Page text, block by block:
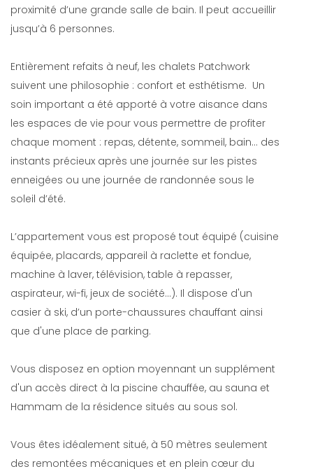
proximité d’une grande salle de bain. Il peut accueillir
jusqu’à 6 personnes.
Entièrement refaits à neuf, les chalets Patchwork
suivent une philosophie : confort et esthétisme. Un
soin important a été apporté à votre aisance dans
les espaces de vie pour vous permettre de profiter
chaque moment : repas, détente, sommeil, bain… des
instants précieux après une journée sur les pistes
enneigées ou une journée de randonnée sous le
soleil d’été.
L’appartement vous est proposé tout équipé (cuisine
équipée, placards, appareil à raclette et fondue,
machine à laver, télévision, table à repasser,
aspirateur, wi-fi, jeux de société…). Il dispose d'un
casier à ski, d’un porte-chaussures chauffant ainsi
que d'une place de parking.
Vous disposez en option moyennant un supplément
d'un accès direct à la piscine chauffée, au sauna et
Hammam de la résidence situés au sous sol.
Vous êtes idéalement situé, à 50 mètres seulement
des remontées mécaniques et en plein cœur du